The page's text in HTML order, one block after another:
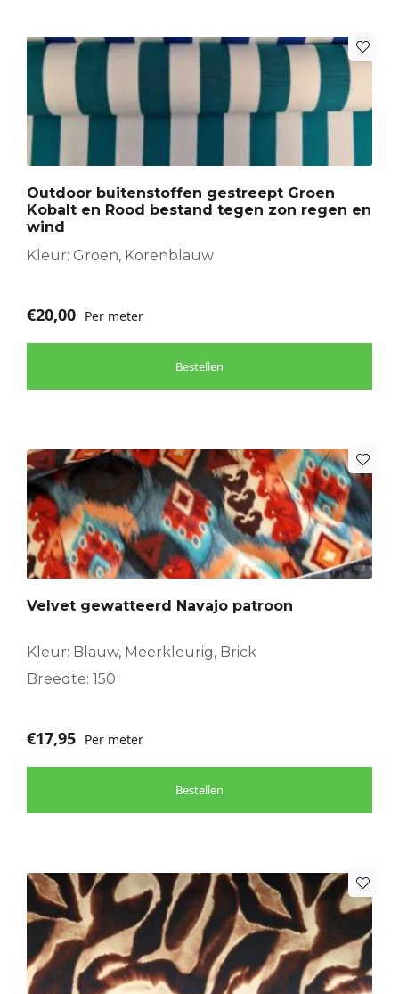
Outdoor buitenstoffen gestreept Groen
Kobalt en Rood bestand tegen zon regen en
wind
Kleur: Groen, Korenblauw
€20,00 Per meter
Bestellen
Dit
product
heeft
meerdere
variaties.
Deze
kan
gekozen
op
Velvet gewatteerd Navajo patroon
Kleur: Blauw, Meerkleurig, Brick
Breedte: 150
€17,95 Per meter
Bestellen